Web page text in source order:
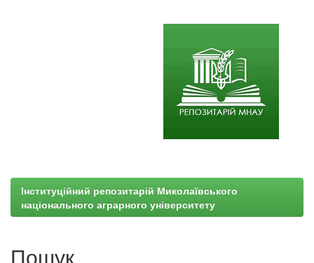
Інституційний репозитарій Миколаївського
національного аграрного університету
Пошук